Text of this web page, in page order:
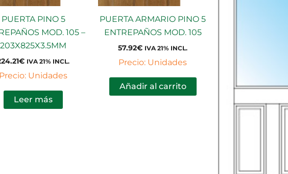
PUERTA PINO 5
MOD. 105 –
203X825X3.5MM
€ IVA 21% INCL.
Unidades
Leer más
PUERTA ARMARIO PINO 5
ENTREPAÑOS MOD. 105
57.92€ IVA 21% INCL.
Precio: Unidades
Añadir al carrito